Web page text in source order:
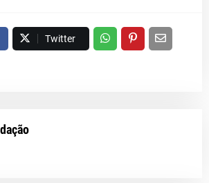
Twitter